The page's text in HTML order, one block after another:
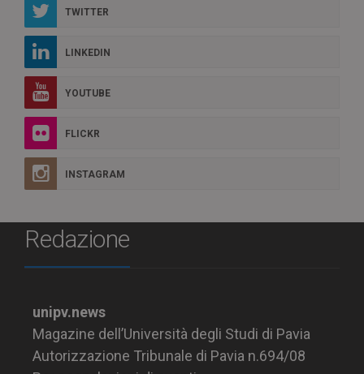
TWITTER
LINKEDIN
YOUTUBE
FLICKR
INSTAGRAM
Redazione
unipv.news
Magazine dell’Università degli Studi di Pavia
Autorizzazione Tribunale di Pavia n.694/08